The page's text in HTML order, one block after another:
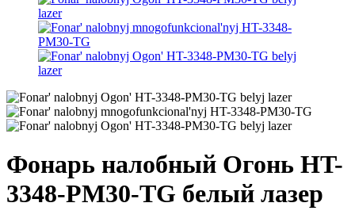
Фонарь налобный Огонь HT-
3348-PM30-TG белый лазер